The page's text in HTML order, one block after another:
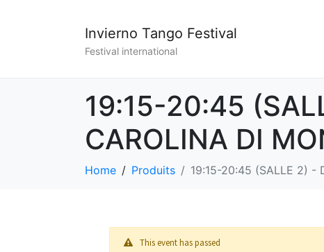
Invierno Tango Festival
Festival international
19:15-20:45
CAROLINA DI
Home Produits 19:15-20:45 (SALLE 2) -
This event has passed